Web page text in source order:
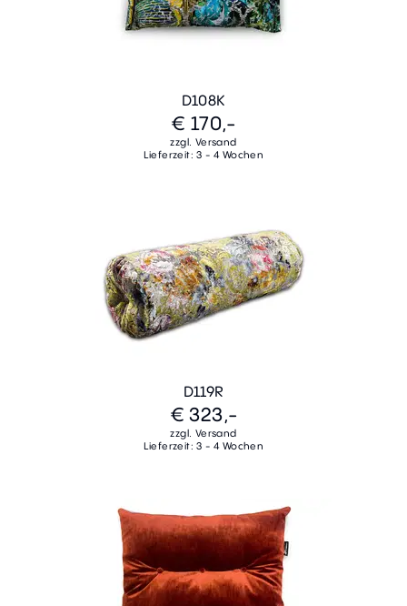
D108K
€ 170,-
zzgl. Versand
Lieferzeit: 3 - 4 Wochen
D119R
€ 323,-
zzgl. Versand
Lieferzeit: 3 - 4 Wochen